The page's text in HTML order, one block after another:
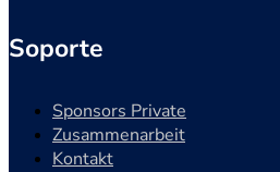
Soporte
Sponsors Private
Zusammenarbeit
Kontakt